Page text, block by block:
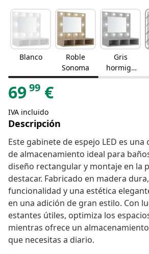
Blanco
Roble
Sonoma
Gris
hormigó
n
6999 €
IVA incluido
Descripción
Este gabinete de espejo LED es
de almacenamiento ideal para
diseño rectangular y montaje en la
destacar. Fabricado en madera
funcionalidad y una estética
en una adición de gran estilo. Con
estantes útiles, optimiza los
mientras ofrece un
que necesitas a diario.